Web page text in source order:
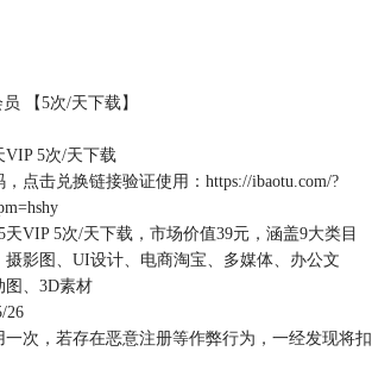
【5次/天下载】
VIP 5次/天下载
点击兑换链接验证使用：https://ibaotu.com/?
天VIP 5次/天下载，市场价值39元，涵盖9大类目
影图、UI设计、电商淘宝、多媒体、办公文
图、3D素材
26
一次，若存在恶意注册等作弊行为，一经发现将扣